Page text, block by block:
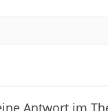
Antwort im